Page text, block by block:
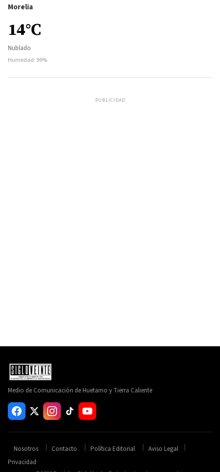
Morelia
14°C
Nublado
Humedad: 99%
PUBLICIDAD
Medio de Comunicación de Huetamo y Tierra Caliente
Nosotros Contacto Política Editorial
Aviso Legal
Privacidad